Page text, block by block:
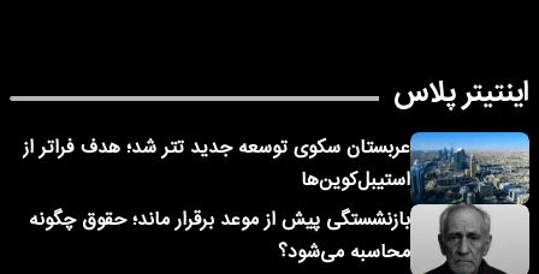
اینتیتر پلاس
عربستان سکوی توسعه جدید تتر شد؛ هدف فراتر از
استیبل‌کوین‌ها
بازنشستگی پیش از موعد برقرار ماند؛ حقوق چگونه
محاسبه می‌شود؟